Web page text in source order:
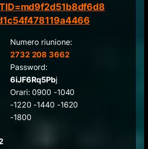
Numero riunione:
2732 208 3662
Password:
6iJF6Rq5Pbj
Orari: 0900 -1040
-1220 -1440 -1620
-1800